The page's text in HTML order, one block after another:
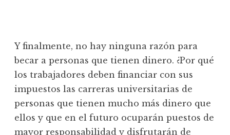
Y finalmente, no hay ninguna razón para
becar a personas que tienen dinero. ¿Por qué
los trabajadores deben financiar con sus
impuestos las carreras universitarias de
personas que tienen mucho más dinero que
ellos y que en el futuro ocuparán puestos de
mayor responsabilidad y disfrutarán de